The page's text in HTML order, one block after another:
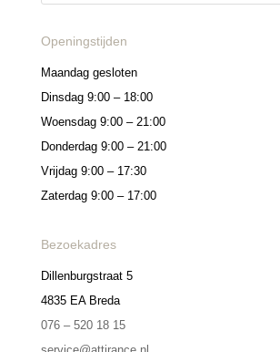
Openingstijden
Maandag gesloten
Dinsdag 9:00 – 18:00
Woensdag 9:00 – 21:00
Donderdag 9:00 – 21:00
Vrijdag 9:00 – 17:30
Zaterdag 9:00 – 17:00
Bezoekadres
Dillenburgstraat 5
4835 EA Breda
076 – 520 18 15